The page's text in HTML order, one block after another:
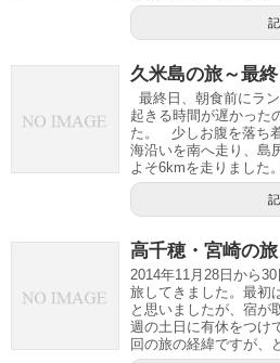
久米島の旅～最終
最終日、朝食前にラ
起きる時間が遅かった
た。 少しお腹を落ち
海沿いを南へ走り、島
よそ6kmを走りました
高千穂・宮崎の
2014年11月28日から
旅してきました。最初
と思いましたが、宿が
週の土日に有休をつけ
回の旅の経緯ですが、